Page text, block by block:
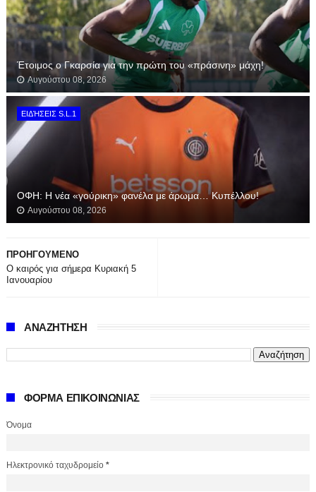
Έτοιμος ο Γκαρσία για την πρώτη του «πράσινη» μάχη!
Αυγούστου 08, 2026
ΕΙΔΉΣΕΙΣ S.L.1
ΟΦΗ: Η νέα «γούρικη» φανέλα με άρωμα… Κυπέλλου!
Αυγούστου 08, 2026
ΠΡΟΗΓΟΥΜΕΝΟ
Ο καιρός για σήμερα Κυριακή 5
Ιανουαρίου
ΑΝΑΖΗΤΗΣΗ
ΦΟΡΜΑ ΕΠΙΚΟΙΝΩΝΙΑΣ
Όνομα
Ηλεκτρονικό ταχυδρομείο *